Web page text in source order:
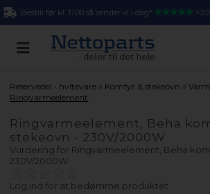
Bestill før kl. 17.00 så sender vi i dag*
Reservedel - hvitevare » Komfyr & stekeovn »
Ringvarmeelement
Ringvarmeelement, Beha
stekeovn - 230V/2000W
Vurdering for Ringvarmeelement, Beha
230V/2000W
Log ind for at bedømme produktet